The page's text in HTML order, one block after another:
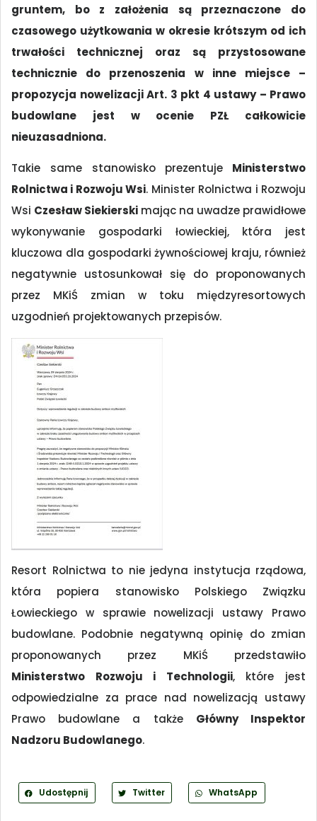
gruntem, bo z założenia są przeznaczone do
czasowego użytkowania w okresie krótszym od ich
trwałości technicznej oraz są przystosowane
technicznie do przenoszenia w inne miejsce –
propozycja nowelizacji Art. 3 pkt 4 ustawy – Prawo
budowlane jest w ocenie PZŁ całkowicie
nieuzasadniona.
Takie same stanowisko prezentuje Ministerstwo
Rolnictwa i Rozwoju Wsi. Minister Rolnictwa i Rozwoju
Wsi Czesław Siekierski mając na uwadze prawidłowe
wykonywanie gospodarki łowieckiej, która jest
kluczowa dla gospodarki żywnościowej kraju, również
negatywnie ustosunkował się do proponowanych
przez MKiŚ zmian w toku międzyresortowych
uzgodnień projektowanych przepisów.
Resort Rolnictwa to nie jedyna instytucja rządowa,
która popiera stanowisko Polskiego Związku
Łowieckiego w sprawie nowelizacji ustawy Prawo
budowlane. Podobnie negatywną opinię do zmian
proponowanych przez MKiŚ przedstawiło
Ministerstwo Rozwoju i Technologii, które jest
odpowiedzialne za prace nad nowelizacją ustawy
Prawo budowlane a także Główny Inspektor
Nadzoru Budowlanego.
Udostępnij Twitter WhatsApp